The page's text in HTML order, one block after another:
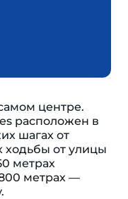
центре.
расположен в
шагах от
ходьбы от улицы
метрах
метрах —